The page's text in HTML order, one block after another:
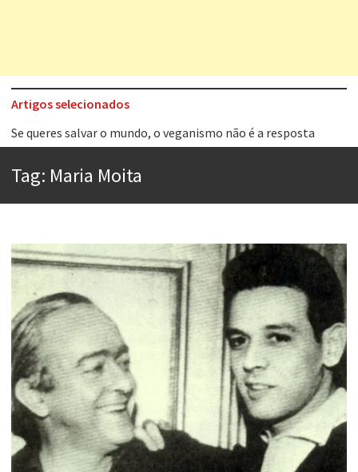
Artigos selecionados
Tem que filmar isso daí
Aprender a fracassar é o segredo do sucesso
Esse tal de Rock Gaúcho
Os causos de Jorge Luis Borges
Voto obrigatório é correto?
Se queres salvar o mundo, o veganismo não é a resposta
Tag: Maria Moita